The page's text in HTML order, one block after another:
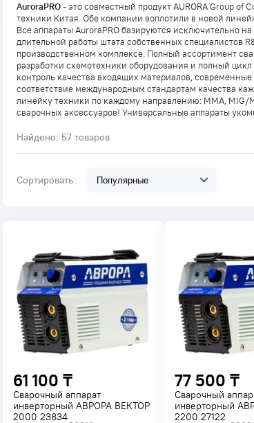
AuroraPRO- это совместный продукт AURORA Group of
техники Китая. Обе компании воплотили в новой
Все аппараты AuroraPRO базируются исключительно
длительной работы штата собственных специалистов
производственном комплексе. Полный ассортимент
разработки схемотехники оборудования и полный
контроль качества входящих материалов,
соответствие международным стандартам качества
линейку техники по каждому направлению: MMA, MIG/
сварочных аксессуаров! Универсальные аппараты
Найдено: 57 товаров
Сортировать:
61 100 ₸
Сварочный аппарат
инверторный АВРОРА ВЕКТОР
2000 23834
77 500 ₸
Сварочный
инверторный
2200 27122